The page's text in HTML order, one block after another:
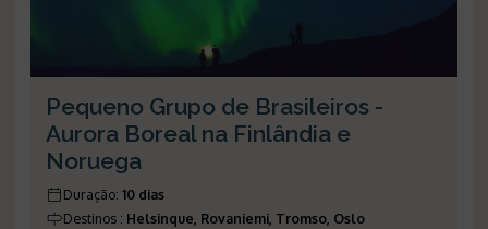
Pequeno Grupo de Brasileiros -
Aurora Boreal na Finlândia e
Noruega
Duração: 10 dias
Destinos : Helsinque, Rovaniemi, Tromso, Oslo